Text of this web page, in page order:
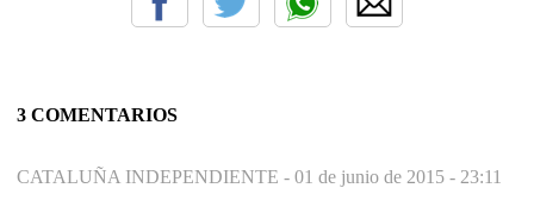
3 COMENTARIOS
CATALUÑA INDEPENDIENTE - 01 de junio de 2015 - 23:11